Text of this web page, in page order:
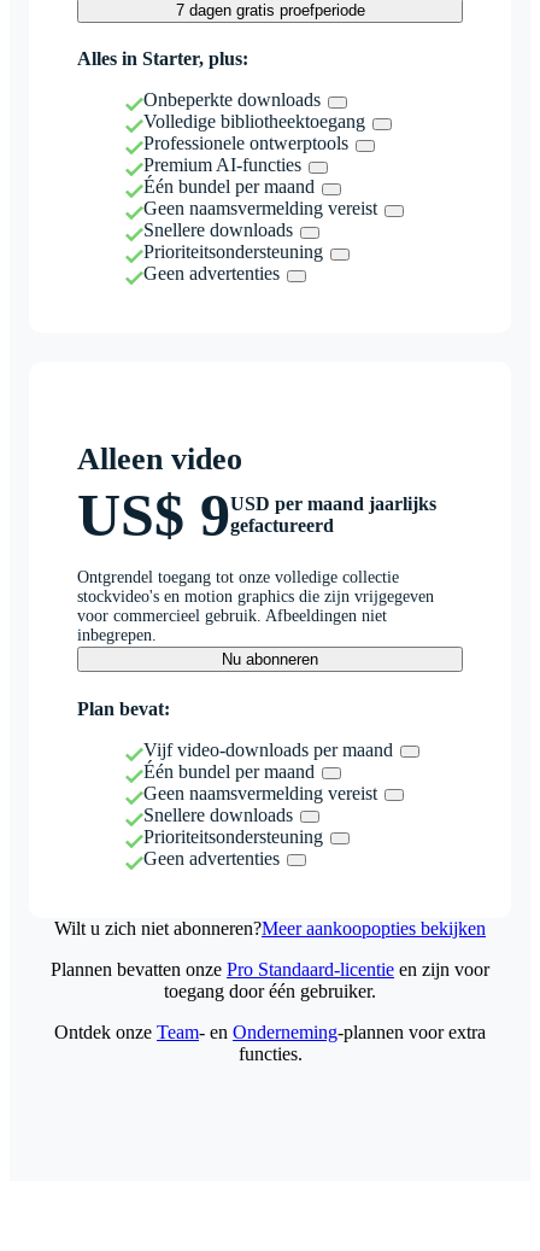
7 dagen gratis proefperiode
Alles in Starter, plus:
Onbeperkte downloads
Volledige bibliotheektoegang
Professionele ontwerptools
Premium AI-functies
Één bundel per maand
Geen naamsvermelding vereist
Snellere downloads
Prioriteitsondersteuning
Geen advertenties
Alleen video
US$ 9USD per maand jaarlijks
gefactureerd
Ontgrendel toegang tot onze volledige collectie
stockvideo's en motion graphics die zijn vrijgegeven
voor commercieel gebruik. Afbeeldingen niet
inbegrepen.
Nu abonneren
Plan bevat:
Vijf video-downloads per maand
Één bundel per maand
Geen naamsvermelding vereist
Snellere downloads
Prioriteitsondersteuning
Geen advertenties
Wilt u zich niet abonneren?Meer aankoopopties bekijken
Plannen bevatten onze Pro Standaard-licentie en zijn voor
toegang door één gebruiker.
Ontdek onze Team- en Onderneming-plannen voor extra
functies.